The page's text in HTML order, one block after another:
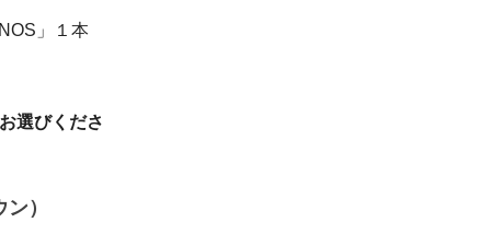
」１本
選びくださ
）